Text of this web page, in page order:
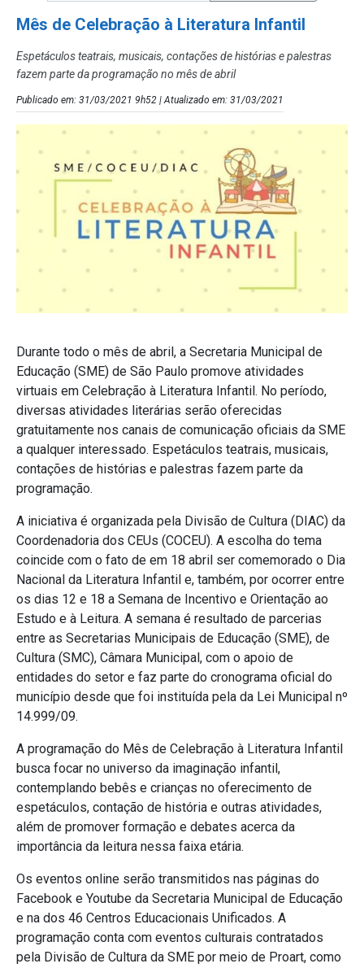
Mês de Celebração à Literatura Infantil
Espetáculos teatrais, musicais, contações de histórias e palestras
fazem parte da programação no mês de abril
Publicado em: 31/03/2021 9h52 | Atualizado em: 31/03/2021
Durante todo o mês de abril, a Secretaria Municipal de
Educação (SME) de São Paulo promove atividades
virtuais em Celebração à Literatura Infantil. No período,
diversas atividades literárias serão oferecidas
gratuitamente nos canais de comunicação oficiais da SME
a qualquer interessado. Espetáculos teatrais, musicais,
contações de histórias e palestras fazem parte da
programação.
A iniciativa é organizada pela Divisão de Cultura (DIAC) da
Coordenadoria dos CEUs (COCEU). A escolha do tema
coincide com o fato de em 18 abril ser comemorado o Dia
Nacional da Literatura Infantil e, também, por ocorrer entre
os dias 12 e 18 a Semana de Incentivo e Orientação ao
Estudo e à Leitura. A semana é resultado de parcerias
entre as Secretarias Municipais de Educação (SME), de
Cultura (SMC), Câmara Municipal, com o apoio de
entidades do setor e faz parte do cronograma oficial do
município desde que foi instituída pela da Lei Municipal nº
14.999/09.
A programação do Mês de Celebração à Literatura Infantil
busca focar no universo da imaginação infantil,
contemplando bebês e crianças no oferecimento de
espetáculos, contação de história e outras atividades,
além de promover formação e debates acerca da
importância da leitura nessa faixa etária.
Os eventos online serão transmitidos nas páginas do
Facebook e Youtube da Secretaria Municipal de Educação
e na dos 46 Centros Educacionais Unificados. A
programação conta com eventos culturais contratados
pela Divisão de Cultura da SME por meio de Proart, como